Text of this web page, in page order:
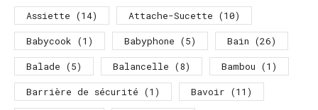
Assiette (14) Attache-Sucette (10)
Babycook (1) Babyphone (5) Bain (26)
Balade (5) Balancelle (8) Bambou (1)
Barrière de sécurité (1) Bavoir (11)